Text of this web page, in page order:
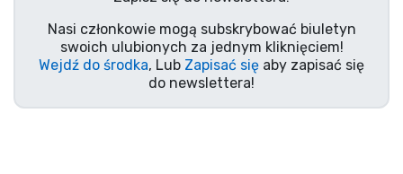
Nasi członkowie mogą subskrybować biuletyn
swoich ulubionych za jednym kliknięciem!
Wejdź do środka, Lub Zapisać się aby zapisać się
do newslettera!